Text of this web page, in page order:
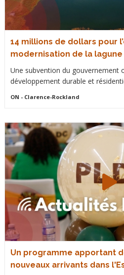
14 millions de dollars pour
modernisation de la
Une subvention du gouvernement
développement durable et
ON - Clarence-Rockland
Un programme apportant
nouveaux arrivants dans